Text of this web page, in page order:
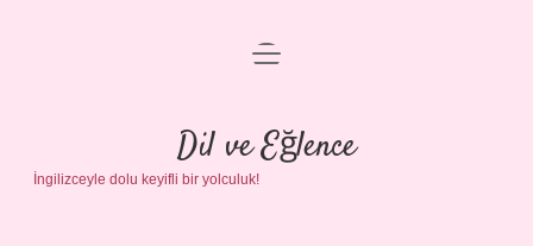
Anasayfa
Gizlilik Politikası
Yasal Uyarı
menüyü
Dil ve Eğlence
İngilizceyle dolu keyifli bir yolculuk!